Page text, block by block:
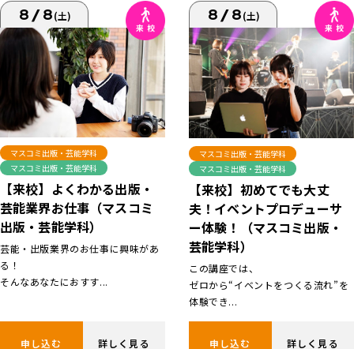
8/8(土)
マスコミ出版・芸能学科
マスコミ出版・芸能学科
【来校】よくわかる出版・
芸能業界お仕事（マスコミ
出版・芸能学科）
芸能・出版業界のお仕事に興味があ
る！
そんなあなたにおすす...
申し込む 詳しく見る
8/8(土)
マスコミ出版・芸能学科
マスコミ出版・芸能学科
【来校】初めてでも大丈
夫！イベントプロデューサ
ー体験！（マスコミ出版・
芸能学科）
この講座では、
ゼロから“イベントをつくる流れ”を
体験でき...
申し込む 詳しく見る